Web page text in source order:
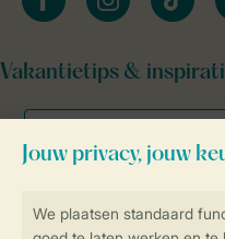
Vakantietips &